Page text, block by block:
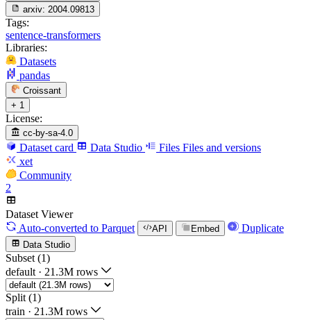
arxiv: 2004.09813
Tags:
sentence-transformers
Libraries:
Datasets
pandas
Croissant
+ 1
License:
cc-by-sa-4.0
Dataset card Data Studio Files Files and versions
xet
Community
2
Dataset Viewer
Auto-converted to Parquet API Embed Duplicate
Data Studio
Subset (1)
default · 21.3M rows
Split (1)
train · 21.3M rows